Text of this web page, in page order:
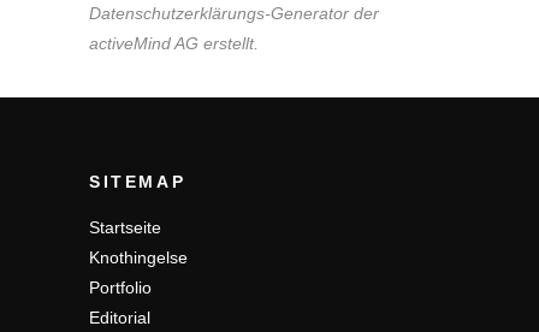
Datenschutzerklärungs-Generator der
activeMind AG erstellt.
SITEMAP
Startseite
Knothingelse
Portfolio
Editorial